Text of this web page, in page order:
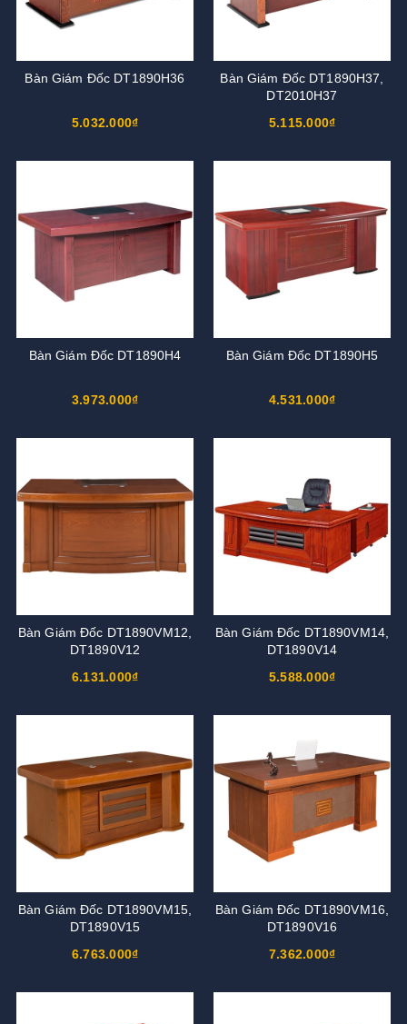
Bàn Giám Đốc DT1890H36
5.032.000₫
Bàn Giám Đốc DT1890H37,
DT2010H37
5.115.000₫
Bàn Giám Đốc DT1890H4
3.973.000₫
Bàn Giám Đốc DT1890H5
4.531.000₫
Bàn Giám Đốc DT1890VM12,
DT1890V12
6.131.000₫
Bàn Giám Đốc DT1890VM14,
DT1890V14
5.588.000₫
Bàn Giám Đốc DT1890VM15,
DT1890V15
6.763.000₫
Bàn Giám Đốc DT1890VM16,
DT1890V16
7.362.000₫